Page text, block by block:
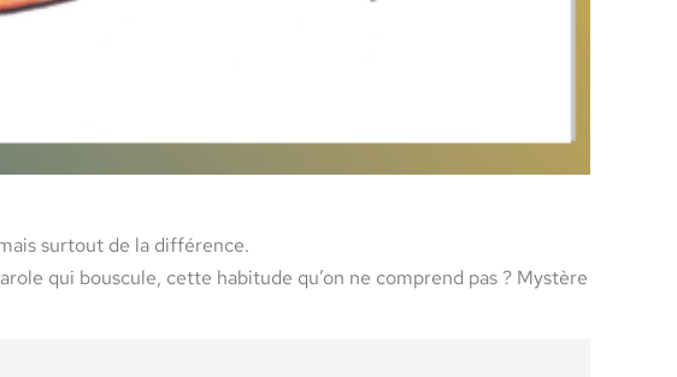
surtout de la différence.
qui bouscule, cette habitude qu’on ne comprend pas ? Mystère